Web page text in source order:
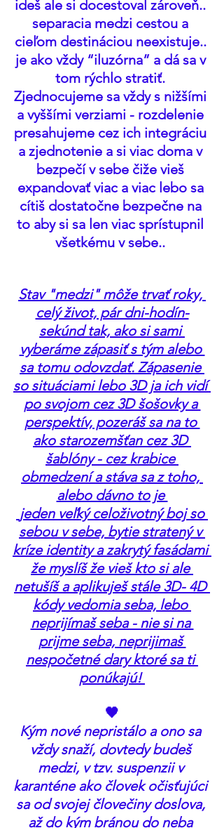
ideš ale si docestoval zároveň..
separacia medzi cestou a
cieľom destináciou neexistuje..
je ako vždy “iluzórna” a dá sa v
tom rýchlo stratiť.
Zjednocujeme sa vždy s nižšími
a vyššími verziami - rozdelenie
presahujeme cez ich integráciu
a zjednotenie a si viac doma v
bezpečí v sebe čiže vieš
expandovať viac a viac lebo sa
cítiš dostatočne bezpečne na
to aby si sa len viac sprístupnil
všetkému v sebe..
Stav "medzi" môže trvať roky,
celý život, pár dni-hodín-
sekúnd tak, ako si sami
vyberáme zápasiť s tým alebo
sa tomu odovzdať. Zápasenie
so situáciami lebo 3D ja ich vidí
po svojom cez 3D šošovky a
perspektív, pozeráš sa na to
ako starozemšťan cez 3D
šablóny - cez krabice
obmedzení a stáva sa z toho,
alebo dávno to je
sebou v sebe, bytie stratený v
kríze identity a zakrytý fasádami
že myslíš že vieš kto si ale
netušíš a aplikuješ stále 3D- 4D
kódy vedomia seba, lebo
neprijímaš seba - nie si na
prijme seba, neprijimaš
nespočetné dary ktoré sa ti
ponúkajú!
🖤
Kým nové nepristálo a ono sa
vždy snaží, dovtedy budeš
medzi, v tzv. suspenzii v
karanténe ako človek očisťujúci
sa od svojej človečiny doslova,
až do kým bránou do neba